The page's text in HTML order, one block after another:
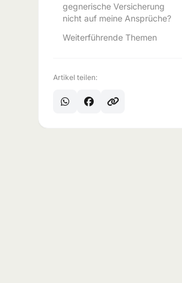
gegnerische Versicherung
nicht auf meine Ansprüche?
Weiterführende Themen
Artikel teilen: